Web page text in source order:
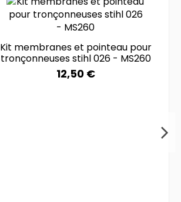
Kit membranes et pointeau pour
tronçonneuses stihl 026 - MS260
12,50 €